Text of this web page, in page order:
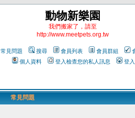
動物新樂園
我們搬家了，請至
http://www.meetpets.org.tw
常見問題 搜尋 會員列表 會員群組
個人資料
登入檢查您的私人訊息 登入
常見問題